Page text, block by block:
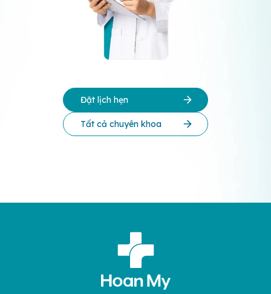
Đặt lịch hẹn
Tất cả chuyên khoa